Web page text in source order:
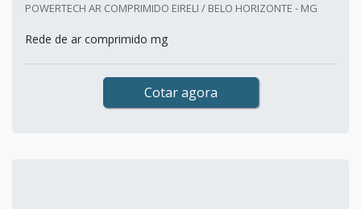
POWERTECH AR COMPRIMIDO EIRELI / BELO HORIZONTE - MG
Rede de ar comprimido mg
Cotar agora